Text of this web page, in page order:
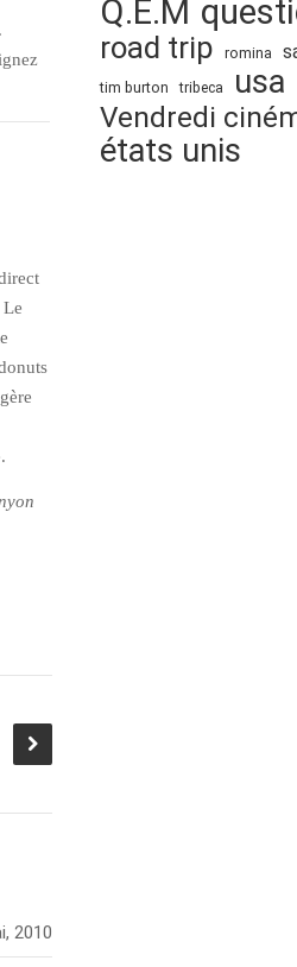
2010
Q.E.M
road trip romina
tim burton
tribeca usa
Vendredi
états unis